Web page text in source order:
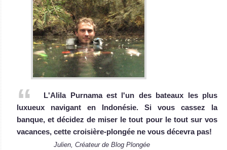
Nusa Penida / Nusa
Lembongan
L'un des meilleurs sites au monde pour voir le rarissime
Mola mola et les élégantes raies Manta ! Gros poissons et
de l'action avec des tas de requins. Bonne visibilité et
coraux épatants.
Nusa Penida / Nusa Lembongan Avis sur la plongée
Padang
MantaMae Avis sur le Bateau de Croisière Plongée
MSY Waow Indonesia
Février 2018 // Malheureusement, le MSY
L'Alila Purnama est l'un des bateaux les plus
luxueux navigant en Indonésie. Si vous cassez la
banque, et décidez de miser le tout pour le tout sur vos
vacances, cette croisière-plongée ne vous décevra pas!
Julien, Créateur de Blog Plongée